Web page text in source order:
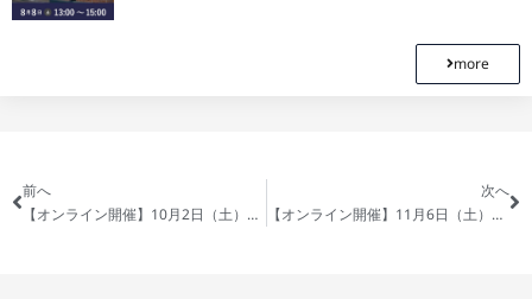
more
前へ
【オンライン開催】10月2日（土） - 逆張り戦略で不動産投資を勝ち抜く秘訣！少額資金で始める中古1棟アパート投資術
次へ
【オンライン開催】11月6日（土） - 逆張り戦略で不動産投資を勝ち抜く秘訣！少額資金で始める中古1棟アパート投資術